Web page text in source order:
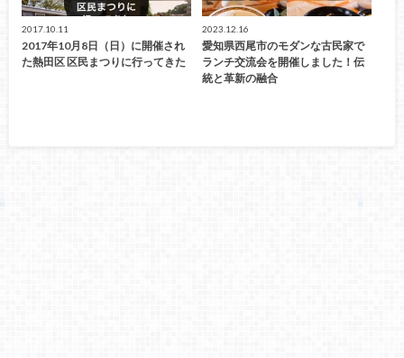
2017.10.11
2017年10月8日（日）に開催され
た熱田区 区民まつりに行ってきた
2023.12.16
愛知県西尾市のモダンな古民家で
ランチ交流会を開催しました！伝
統と革新の融合